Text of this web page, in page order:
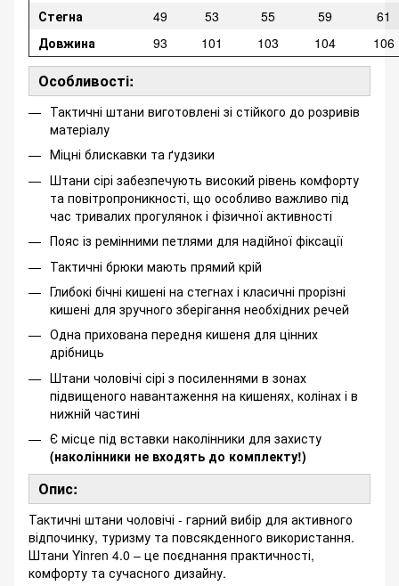
Стегна
49 53 55 59
61
Довжина
93 101 103 104 106
Особливості:
Тактичні штани виготовлені зі стійкого до розривів
матеріалу
Міцні блискавки та ґудзики
Штани сірі забезпечують високий рівень комфорту
та повітропроникності, що особливо важливо під
час тривалих прогулянок і фізичної активності
Пояс із ремінними петлями для надійної фіксації
Тактичні брюки мають прямий крій
Глибокі бічні кишені на стегнах і класичні прорізні
кишені для зручного зберігання необхідних речей
Одна прихована передня кишеня для цінних
дрібниць
Штани чоловічі сірі з посиленнями в зонах
підвищеного навантаження на кишенях, колінах і в
нижній частині
Є місце під вставки наколінники для захисту
(наколінники не входять до комплекту!)
Опис:
Тактичні штани чоловічі - гарний вибір для активного
відпочинку, туризму та повсякденного використання.
Штани Yinren 4.0 – це поєднання практичності,
комфорту та сучасного дизайну.